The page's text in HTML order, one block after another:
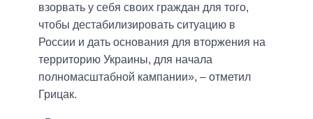
взорвать у себя своих граждан для того,
чтобы дестабилизировать ситуацию в
России и дать основания для вторжения на
территорию Украины, для начала
полномасштабной кампании», – отметил
Грицак.